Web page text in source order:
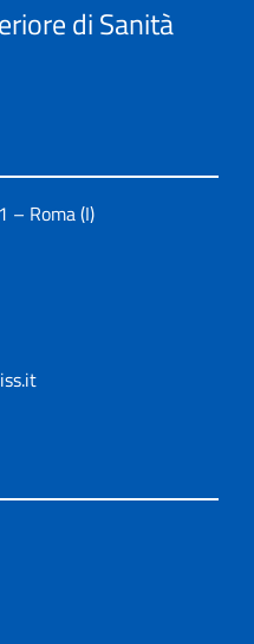
di Sanità
– Roma (I)